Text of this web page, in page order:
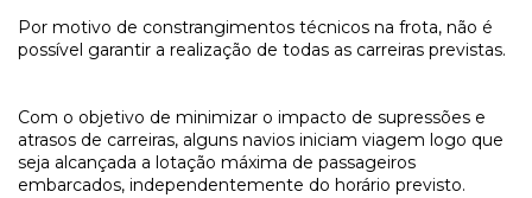
Por motivo de constrangimentos técnicos na frota, não é
possível garantir a realização de todas as carreiras previstas.
Com o objetivo de minimizar o impacto de supressões e
atrasos de carreiras, alguns navios iniciam viagem logo que
seja alcançada a lotação máxima de passageiros
embarcados, independentemente do horário previsto.